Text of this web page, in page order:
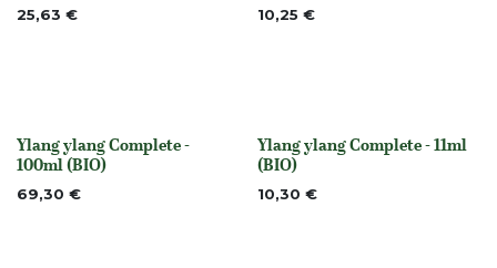
25,63 € 10,25 €
None
Ylang ylang Complete -
100ml (BIO)
69,30 €
None
Ylang ylang Complete - 11ml
(BIO)
10,30 €